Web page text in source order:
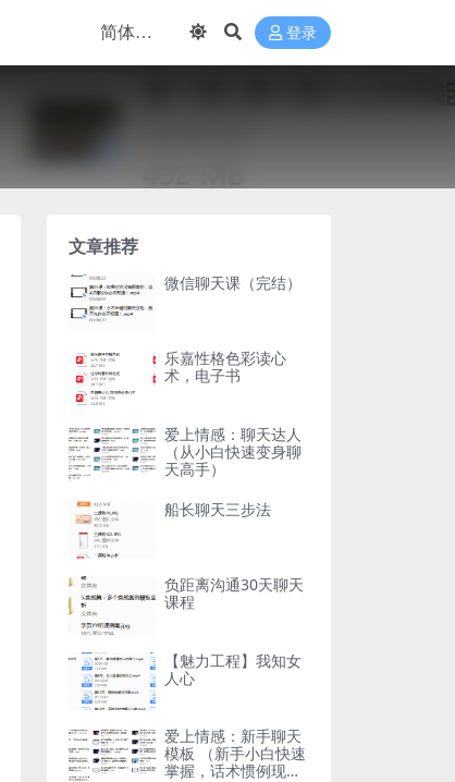
登录
文章推荐
微信聊天课（完结）
乐嘉性格色彩读心
术，电子书
爱上情感：聊天达人
（从小白快速变身聊
天高手）
船长聊天三步法
负距离沟通30天聊天
课程
【魅力工程】我知女
人心
爱上情感：新手聊天
模板 （新手小白快速
掌握，话术惯例现学